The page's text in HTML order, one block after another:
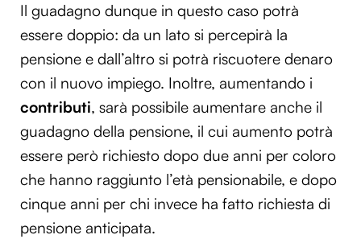
Il guadagno dunque in questo caso potrà
essere doppio: da un lato si percepirà la
pensione e dall’altro si potrà riscuotere denaro
con il nuovo impiego. Inoltre, aumentando i
contributi, sarà possibile aumentare anche il
guadagno della pensione, il cui aumento potrà
essere però richiesto dopo due anni per coloro
che hanno raggiunto l’età pensionabile, e dopo
cinque anni per chi invece ha fatto richiesta di
pensione anticipata.